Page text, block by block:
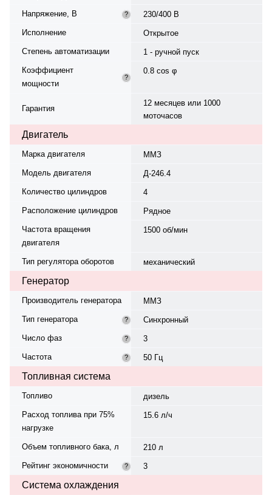
Напряжение, В ?
230/400 В
Исполнение
Открытое
Степень автоматизации
1 - ручной пуск
Коэффициент
мощности
?
0.8 cos φ
Гарантия
12 месяцев или 1000
моточасов
Двигатель
Марка двигателя
ММЗ
Модель двигателя
Д-246.4
Количество цилиндров
4
Расположение цилиндров
Рядное
Частота вращения
двигателя
1500 об/мин
Тип регулятора оборотов механический
Генератор
Производитель генератора
ММЗ
Тип генератора
?
Синхронный
Число фаз
?
3
Частота
? 50 Гц
Топливная система
Топливо
дизель
Расход топлива при 75%
нагрузке
15.6 л/ч
Объем топливного бака, л
210 л
Рейтинг экономичности
? 3
Система охлаждения